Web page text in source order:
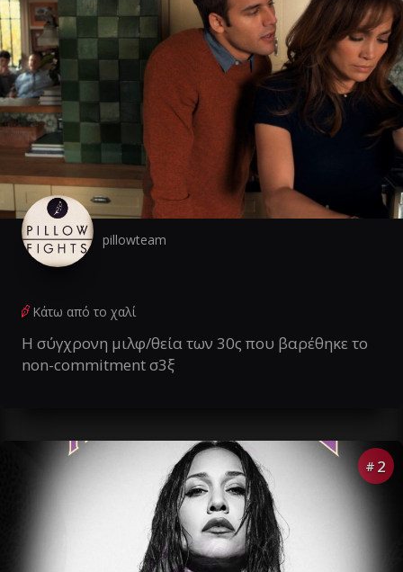
pillowteam
Κάτω από το χαλί
Η σύγχρονη μιλφ/θεία των 30ς που βαρέθηκε το
non-commitment σ3ξ
# 2